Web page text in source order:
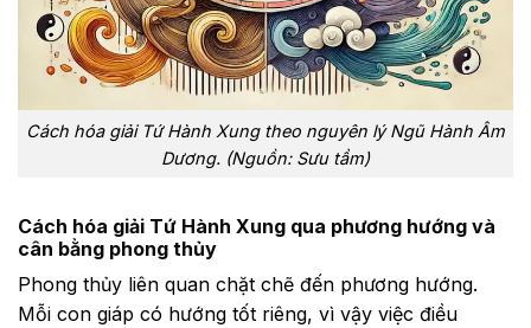
Cách hóa giải Tứ Hành Xung theo nguyên lý Ngũ Hành Âm
Dương. (Nguồn: Sưu tầm)
Cách hóa giải Tứ Hành Xung qua phương hướng và
cân bằng phong thủy
Phong thủy liên quan chặt chẽ đến phương hướng.
Mỗi con giáp có hướng tốt riêng, vì vậy việc điều